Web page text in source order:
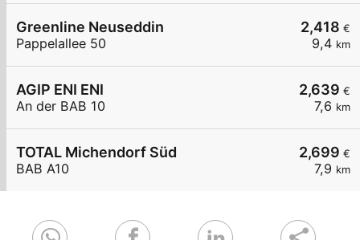
2,418 €
9,4 km
Greenline Neuseddin
Pappelallee 50
2,639 €
7,6 km
AGIP ENI ENI
An der BAB 10
2,699 €
7,9 km
TOTAL Michendorf Süd
BAB A10